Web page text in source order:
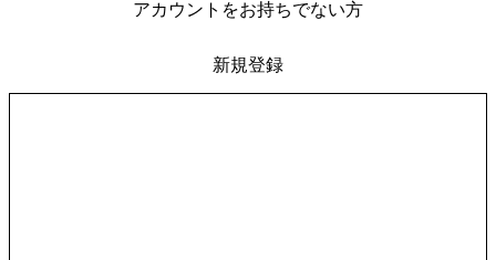
アカウントをお持ちでない方
新規登録